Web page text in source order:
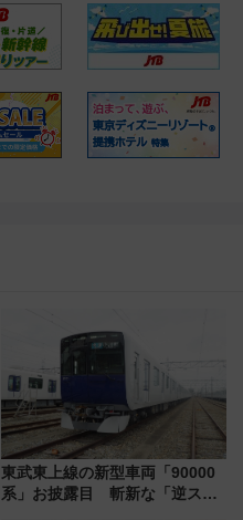
東武東上線の新型車両「90000
系」お披露目 斬新な「逆スラ